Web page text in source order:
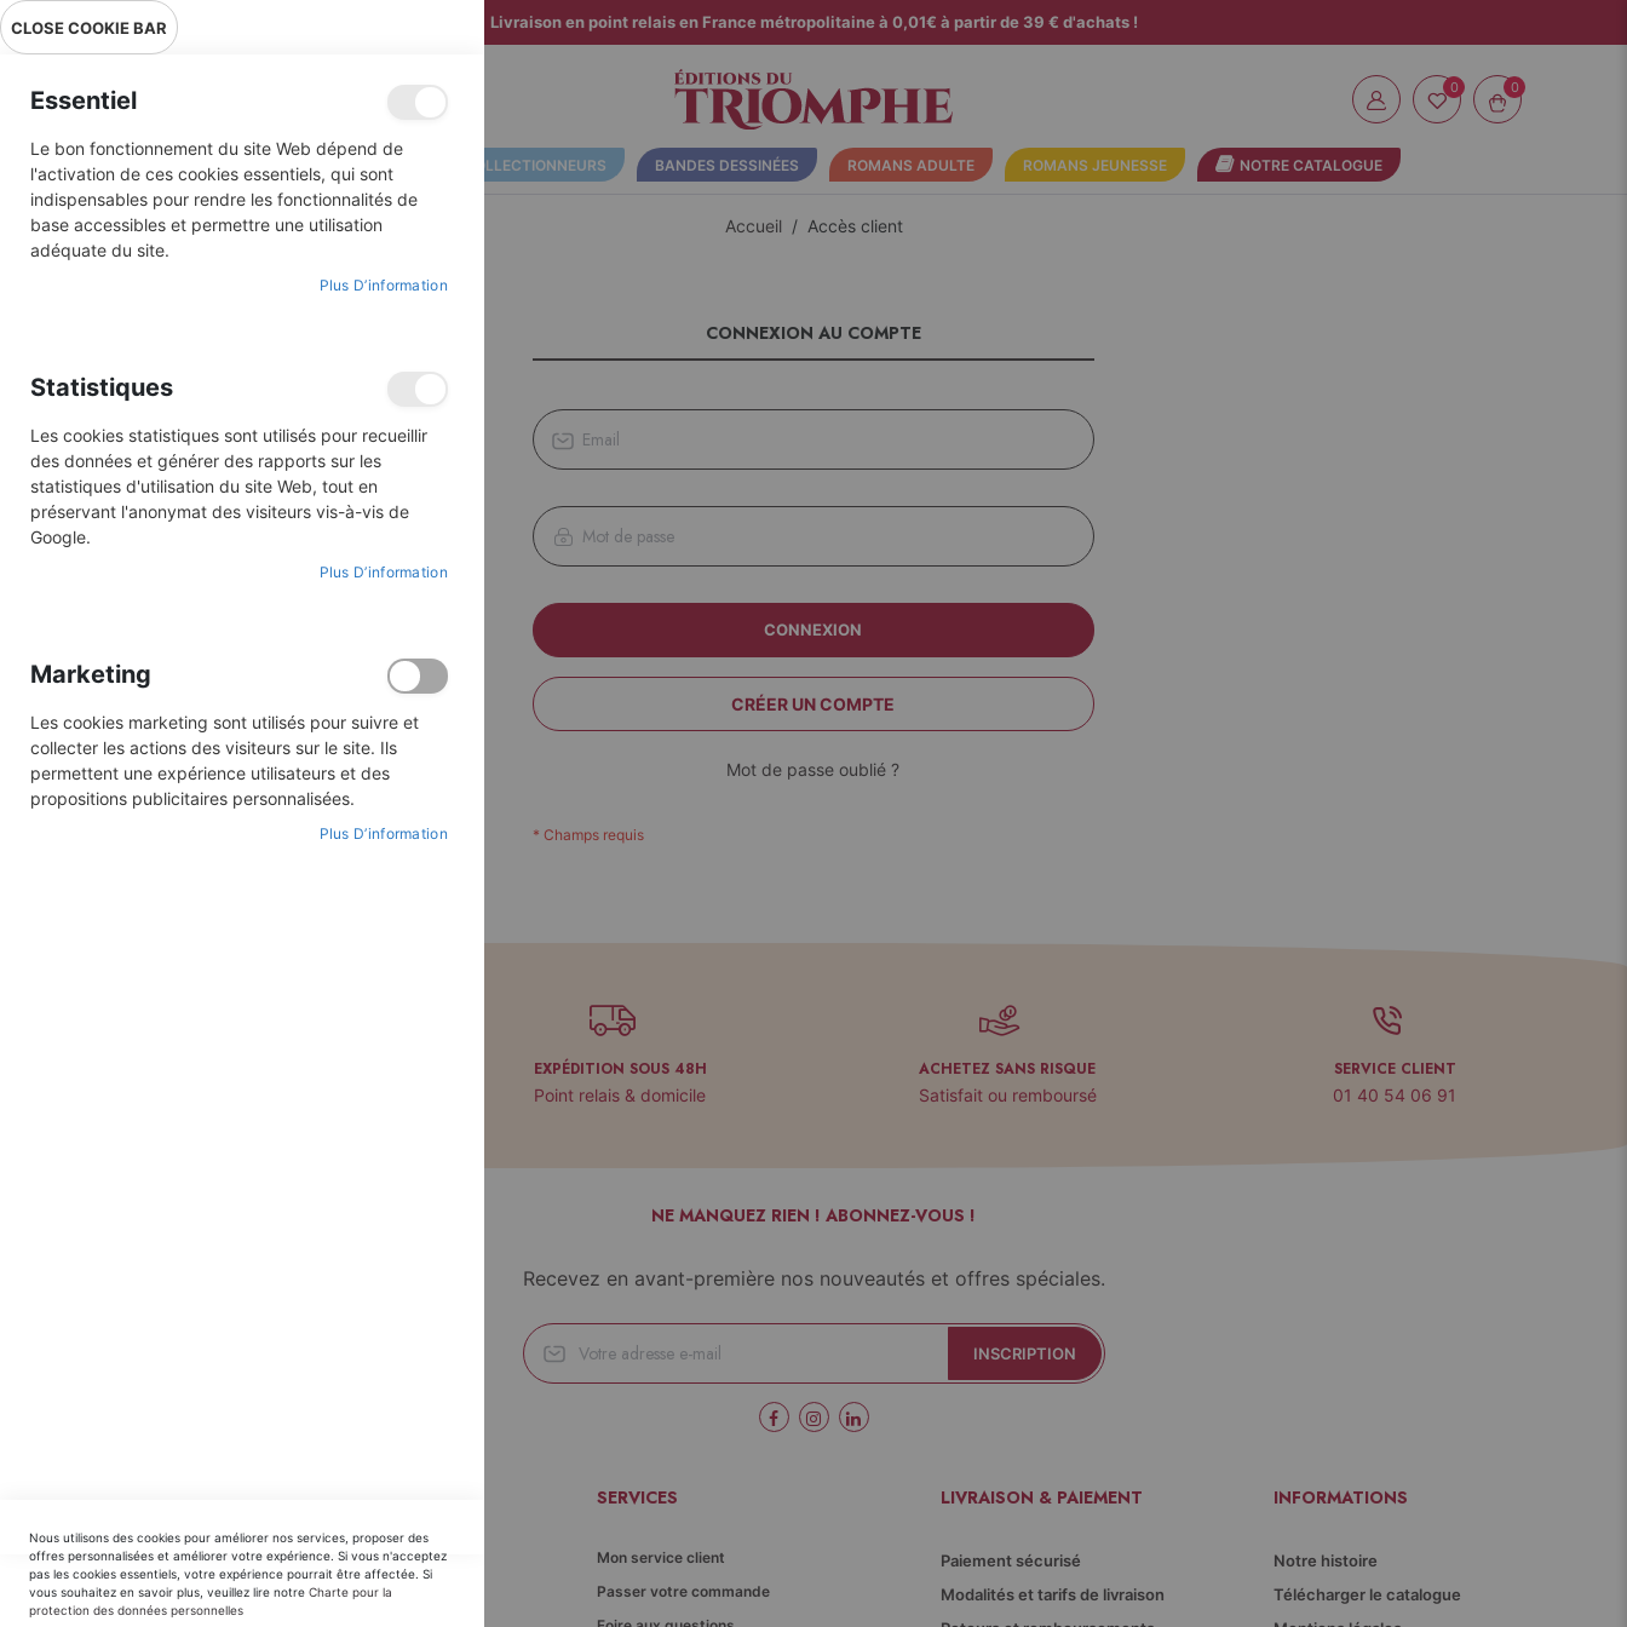
Livraison en point relais en France métropolitaine à 0,01€ à partir de 39 € d'achats !
0
ALBUMS ILLUSTRÉS BD COLLECTIONNEURS BANDES DESSINÉES ROMANS ADULTE ROMANS JEUNESSE NOTRE CATALOGUE
Accueil Accès client
CONNEXION AU COMPTE
CONNEXION
CRÉER UN COMPTE
Mot de passe oublié ?
EXPÉDITION SOUS 48H
Point relais & domicile
ACHETEZ SANS RISQUE
Satisfait ou remboursé
SERVICE CLIENT
01 40 54 06 91
NE MANQUEZ RIEN ! ABONNEZ-VOUS !
Recevez en avant-première nos nouveautés et offres spéciales.
INSCRIPTION
Horaires SAV :
du Lundi au Jeudi : 9h30 -12h30 / 14h - 17h30
Vendredi : 9h30 - 12h30 / 14h - 16h00
SERVICES
Mon service client
Passer votre commande
LIVRAISON & PAIEMENT
Paiement sécurisé
Modalités et tarifs de livraison
INFORMATIONS
Notre histoire
Télécharger le catalogue
CLOSE COOKIE BAR
Essentiel
Le bon fonctionnement du site Web dépend de
l'activation de ces cookies essentiels, qui sont
indispensables pour rendre les fonctionnalités de
base accessibles et permettre une utilisation
adéquate du site.
Plus D’information
Statistiques
Les cookies statistiques sont utilisés pour recueillir
des données et générer des rapports sur les
statistiques d'utilisation du site Web, tout en
préservant l'anonymat des visiteurs vis-à-vis de
Google.
Plus D’information
Marketing
Les cookies marketing sont utilisés pour suivre et
collecter les actions des visiteurs sur le site. Ils
permettent une expérience utilisateurs et des
propositions publicitaires personnalisées.
Plus D’information
Nous utilisons des cookies pour améliorer nos services, proposer des
offres personnalisées et améliorer votre expérience. Si vous n'acceptez
pas les cookies essentiels, votre expérience pourrait être affectée. Si
vous souhaitez en savoir plus, veuillez lire notre Charte pour la
protection des données personnelles